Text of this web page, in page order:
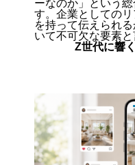
ーなのか」という
す。企業としての
を持って伝えられ
いて不可欠な要素と
Z世代に響